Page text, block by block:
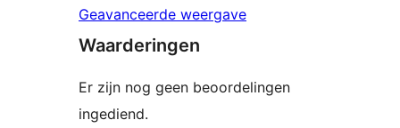
Geavanceerde weergave
Waarderingen
Er zijn nog geen beoordelingen
ingediend.